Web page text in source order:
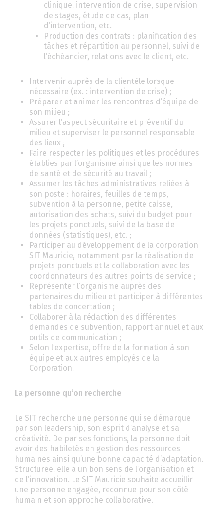
clinique, intervention de crise, supervision
de stages, étude de cas, plan
d’intervention, etc.
Production des contrats : planification des
tâches et répartition au personnel, suivi de
l’échéancier, relations avec le client, etc.
Intervenir auprès de la clientèle lorsque
nécessaire (ex. : intervention de crise) ;
Préparer et animer les rencontres d’équipe de
son milieu ;
Assurer l’aspect sécuritaire et préventif du
milieu et superviser le personnel responsable
des lieux ;
Faire respecter les politiques et les procédures
établies par l’organisme ainsi que les normes
de santé et de sécurité au travail ;
Assumer les tâches administratives reliées à
son poste : horaires, feuilles de temps,
subvention à la personne, petite caisse,
autorisation des achats, suivi du budget pour
les projets ponctuels, suivi de la base de
données (statistiques), etc. ;
Participer au développement de la corporation
SIT Mauricie, notamment par la réalisation de
projets ponctuels et la collaboration avec les
coordonnateurs des autres points de service ;
Représenter l’organisme auprès des
partenaires du milieu et participer à différentes
tables de concertation ;
Collaborer à la rédaction des différentes
demandes de subvention, rapport annuel et aux
outils de communication ;
Selon l’expertise, offre de la formation à son
équipe et aux autres employés de la
Corporation.
La personne qu’on recherche
Le SIT recherche une personne qui se démarque
par son leadership, son esprit d’analyse et sa
créativité. De par ses fonctions, la personne doit
avoir des habiletés en gestion des ressources
humaines ainsi qu’une bonne capacité d’adaptation.
Structurée, elle a un bon sens de l’organisation et
de l’innovation. Le SIT Mauricie souhaite accueillir
une personne engagée, reconnue pour son côté
humain et son approche collaborative.